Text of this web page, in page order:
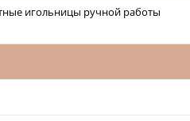
игольницы ручной работы